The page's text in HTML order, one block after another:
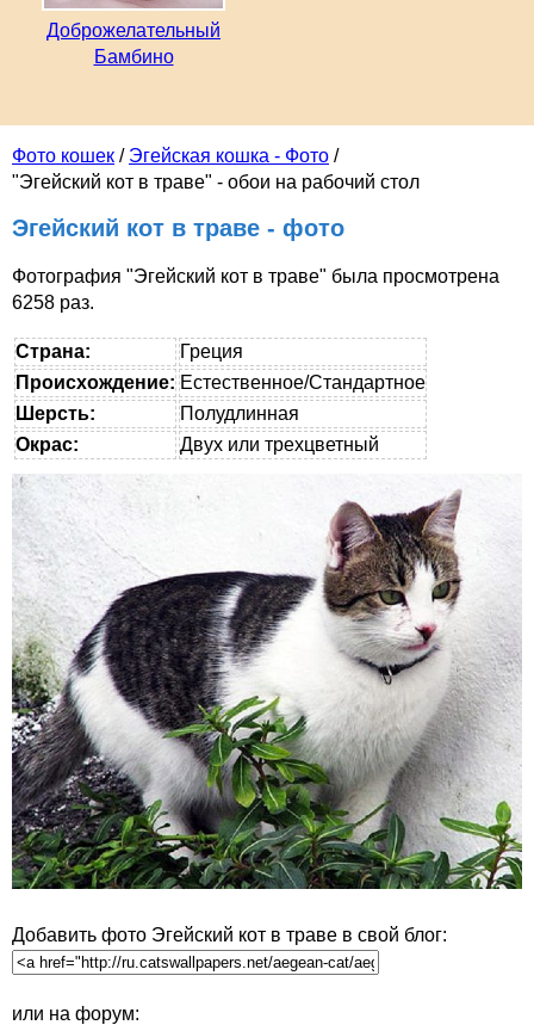
Фото кошек / Эгейская кошка - Фото /
"Эгейский кот в траве" - обои на рабочий стол
Эгейский кот в траве - фото
Фотография "Эгейский кот в траве" была просмотрена
6258 раз.
Страна:
Греция
Происхождение: Естественное/Стандартное
Шерсть:
Полудлинная
Окрас:
Двух или трехцветный
Добавить фото Эгейский кот в траве в свой блог:
или на форум:
Доброжелательный
Бамбино